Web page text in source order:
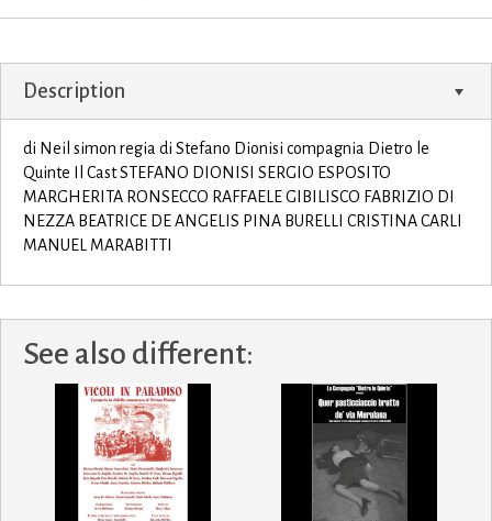
Description
di Neil simon regia di Stefano Dionisi compagnia Dietro le
Quinte Il Cast STEFANO DIONISI SERGIO ESPOSITO
MARGHERITA RONSECCO RAFFAELE GIBILISCO FABRIZIO DI
NEZZA BEATRICE DE ANGELIS PINA BURELLI CRISTINA CARLI
MANUEL MARABITTI
See also different: